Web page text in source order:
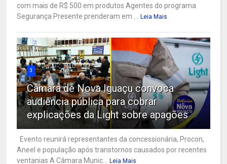
com mais de R$ 500 em produtos Agentes do programa
Segurança Presente prenderam em ... Leia Mais
3
Câmara de Nova Iguaçu convoca
audiência pública para cobrar
explicações da Light sobre apagões
Evento reunirá representantes da concessionária, Procon,
Aneel e população após transtornos causados por recentes
ventanias A Câmara Munic... Leia Mais